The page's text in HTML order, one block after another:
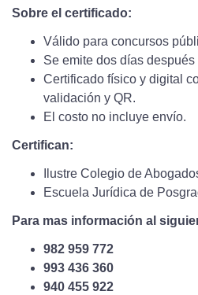
Sobre el certificado:
Válido para concursos
Se emite dos días
Certificado físico y digital
validación y QR.
El costo no incluye envío.
Certifican:
Ilustre Colegio de
Escuela Jurídica de
Para mas información al
982 959 772
993 436 360
940 455 922